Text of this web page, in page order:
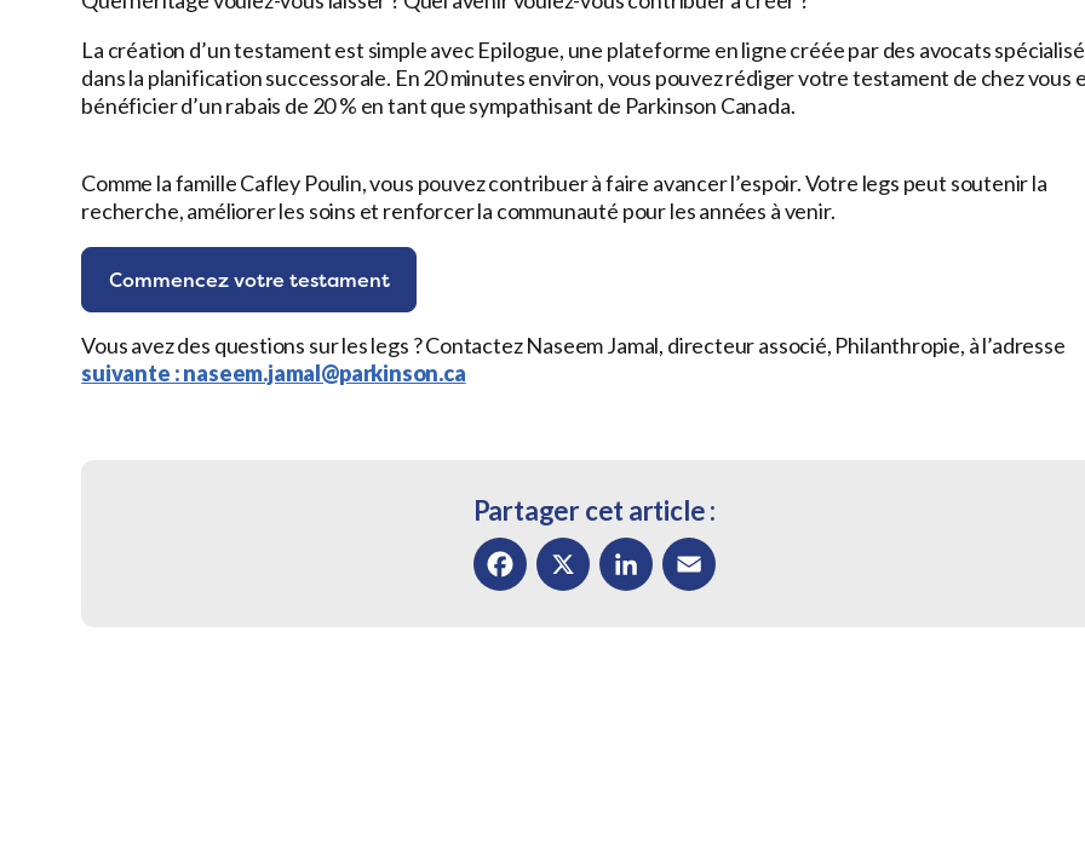
La création d’un testament est simple avec Epilogue, une plateforme en ligne créée par des avocats
dans la planification successorale. En 20 minutes environ, vous pouvez rédiger votre testament de chez vous
bénéficier d’un rabais de 20 % en tant que sympathisant de Parkinson Canada.
Comme la famille Cafley Poulin, vous pouvez contribuer à faire avancer l’espoir. Votre legs peut soutenir la
recherche, améliorer les soins et renforcer la communauté pour les années à venir.
Commencez votre testament
Vous avez des questions sur les legs ? Contactez Naseem Jamal, directeur associé, Philanthropie, à l’adresse
suivante : naseem.jamal@parkinson.ca
Partager cet article :